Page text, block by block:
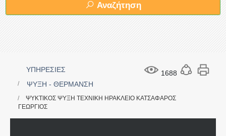
Αναζήτηση
1688
ΥΠΗΡΕΣΙΕΣ
ΨΥΞΗ - ΘΕΡΜΑΝΣΗ
ΨΥΚΤΙΚΟΣ ΨΥΞΗ ΤΕΧΝΙΚΗ ΗΡΑΚΛΕΙΟ ΚΑΤΣΑΦΑΡΟΣ
ΓΕΩΡΓΙΟΣ